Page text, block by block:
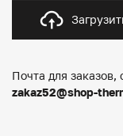
Почта для
zakaz52@shop-